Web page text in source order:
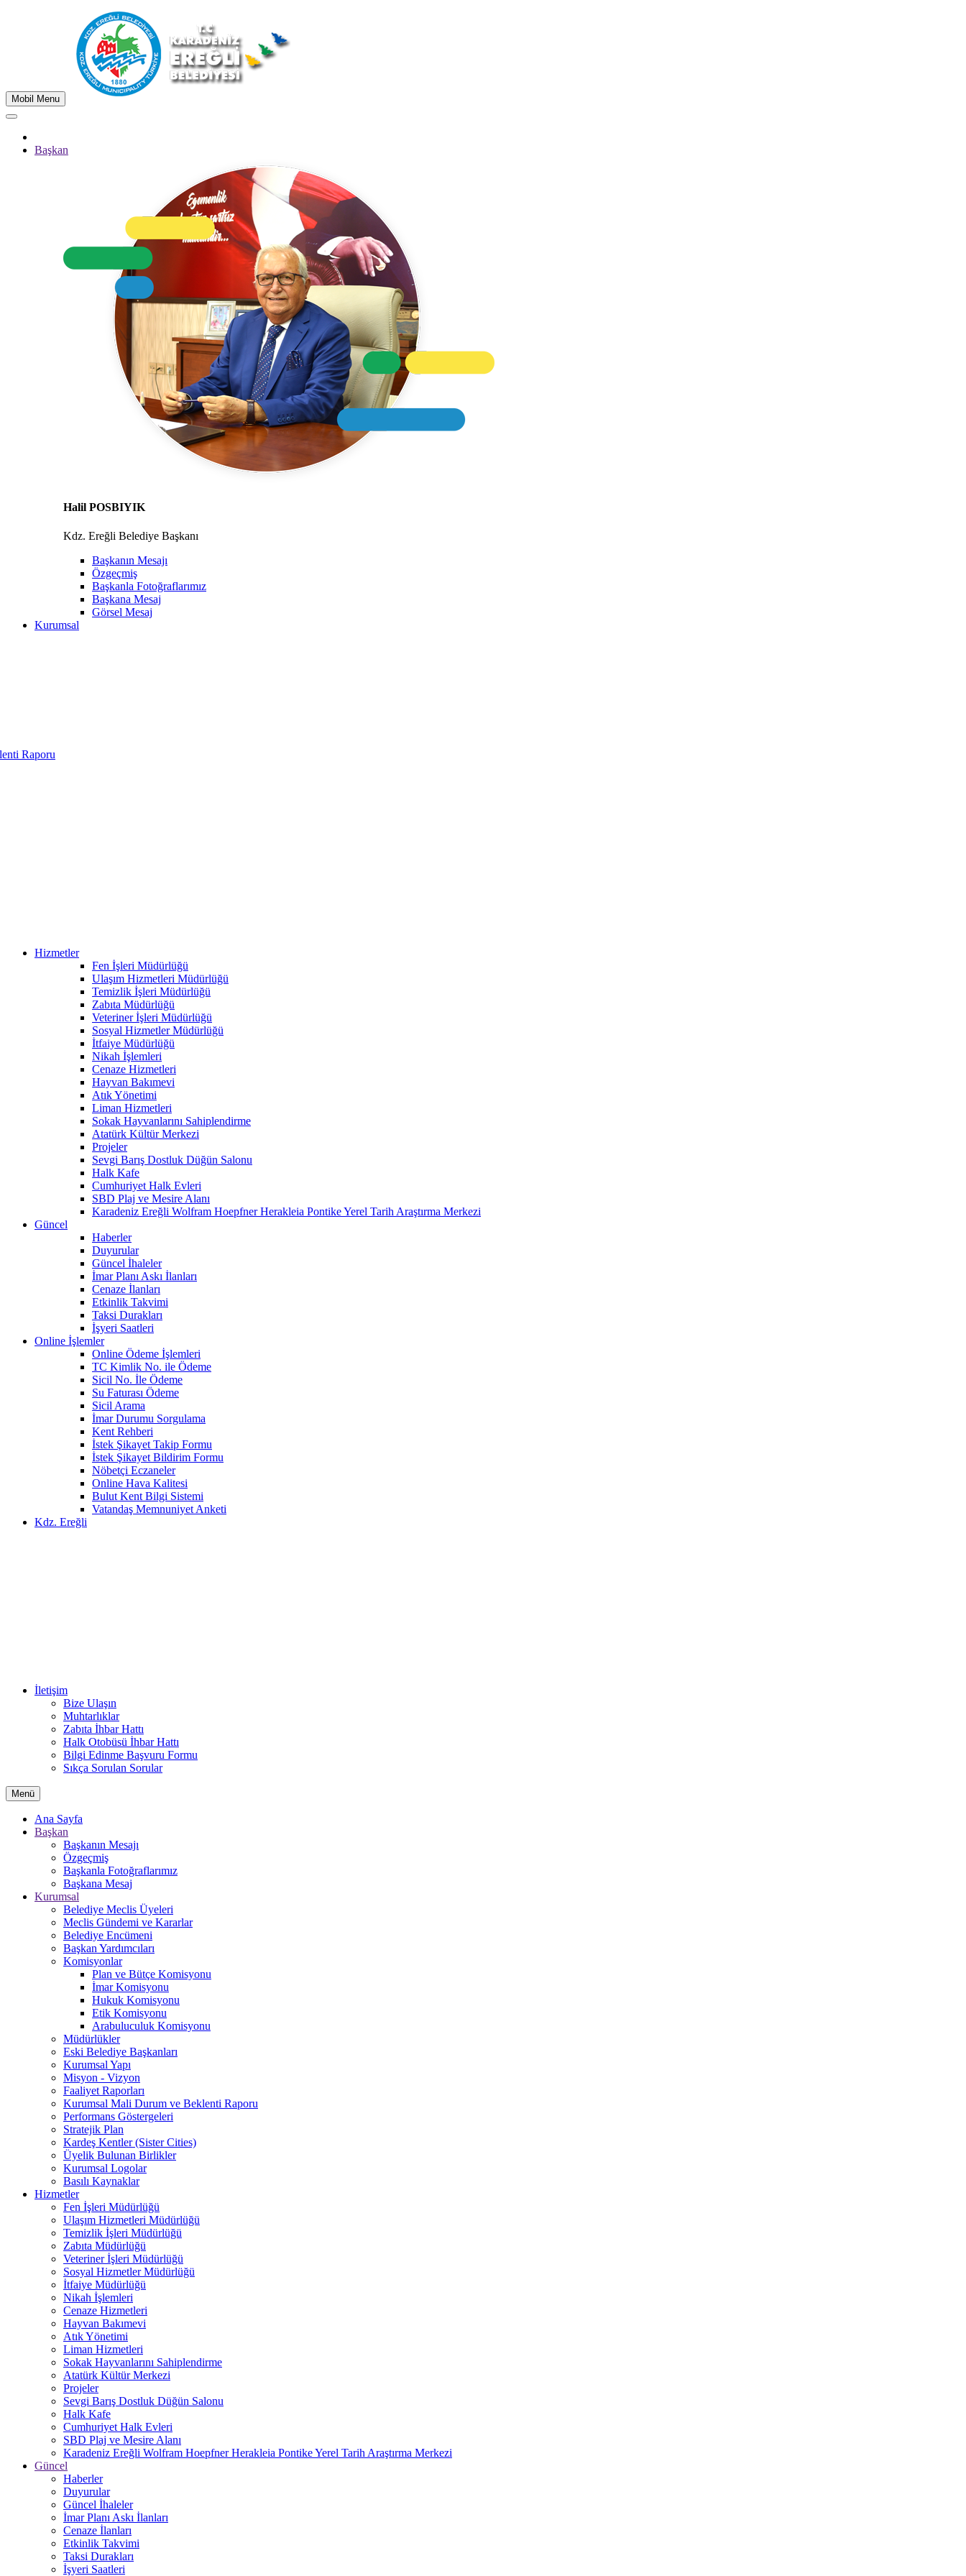
Mobil Menu
Başkan
Halil POSBIYIK
Kdz. Ereğli Belediye Başkanı
Başkanın Mesajı
Özgeçmiş
Başkanla Fotoğraflarımız
Başkana Mesaj
Görsel Mesaj
Kurumsal
Raporu
Hizmetler
Fen İşleri Müdürlüğü
Ulaşım Hizmetleri Müdürlüğü
Temizlik İşleri Müdürlüğü
Zabıta Müdürlüğü
Veteriner İşleri Müdürlüğü
Sosyal Hizmetler Müdürlüğü
İtfaiye Müdürlüğü
Nikah İşlemleri
Cenaze Hizmetleri
Hayvan Bakımevi
Atık Yönetimi
Liman Hizmetleri
Sokak Hayvanlarını Sahiplendirme
Atatürk Kültür Merkezi
Projeler
Sevgi Barış Dostluk Düğün Salonu
Halk Kafe
Cumhuriyet Halk Evleri
SBD Plaj ve Mesire Alanı
Karadeniz Ereğli Wolfram Hoepfner Herakleia Pontike Yerel Tarih Araştırma Merkezi
Güncel
Haberler
Duyurular
Güncel İhaleler
İmar Planı Askı İlanları
Cenaze İlanları
Etkinlik Takvimi
Taksi Durakları
İşyeri Saatleri
Online İşlemler
Online Ödeme İşlemleri
TC Kimlik No. ile Ödeme
Sicil No. İle Ödeme
Su Faturası Ödeme
Sicil Arama
İmar Durumu Sorgulama
Kent Rehberi
İstek Şikayet Takip Formu
İstek Şikayet Bildirim Formu
Nöbetçi Eczaneler
Online Hava Kalitesi
Bulut Kent Bilgi Sistemi
Vatandaş Memnuniyet Anketi
Kdz. Ereğli
İletişim
Bize Ulaşın
Muhtarlıklar
Zabıta İhbar Hattı
Halk Otobüsü İhbar Hattı
Bilgi Edinme Başvuru Formu
Sıkça Sorulan Sorular
Menü
Ana Sayfa
Başkan
Başkanın Mesajı
Özgeçmiş
Başkanla Fotoğraflarımız
Başkana Mesaj
Kurumsal
Belediye Meclis Üyeleri
Meclis Gündemi ve Kararlar
Belediye Encümeni
Başkan Yardımcıları
Komisyonlar
Plan ve Bütçe Komisyonu
İmar Komisyonu
Hukuk Komisyonu
Etik Komisyonu
Arabuluculuk Komisyonu
Müdürlükler
Eski Belediye Başkanları
Kurumsal Yapı
Misyon - Vizyon
Faaliyet Raporları
Kurumsal Mali Durum ve Beklenti Raporu
Performans Göstergeleri
Stratejik Plan
Kardeş Kentler (Sister Cities)
Üyelik Bulunan Birlikler
Kurumsal Logolar
Basılı Kaynaklar
Hizmetler
Fen İşleri Müdürlüğü
Ulaşım Hizmetleri Müdürlüğü
Temizlik İşleri Müdürlüğü
Zabıta Müdürlüğü
Veteriner İşleri Müdürlüğü
Sosyal Hizmetler Müdürlüğü
İtfaiye Müdürlüğü
Nikah İşlemleri
Cenaze Hizmetleri
Hayvan Bakımevi
Atık Yönetimi
Liman Hizmetleri
Sokak Hayvanlarını Sahiplendirme
Atatürk Kültür Merkezi
Projeler
Sevgi Barış Dostluk Düğün Salonu
Halk Kafe
Cumhuriyet Halk Evleri
SBD Plaj ve Mesire Alanı
Karadeniz Ereğli Wolfram Hoepfner Herakleia Pontike Yerel Tarih Araştırma Merkezi
Güncel
Haberler
Duyurular
Güncel İhaleler
İmar Planı Askı İlanları
Cenaze İlanları
Etkinlik Takvimi
Taksi Durakları
İşyeri Saatleri